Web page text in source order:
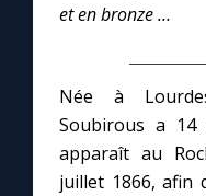
Prier au quotidien
Avec Thérèse de
et en bronze …
Née à
Soubirous a
apparaît au
juillet 1866, afin